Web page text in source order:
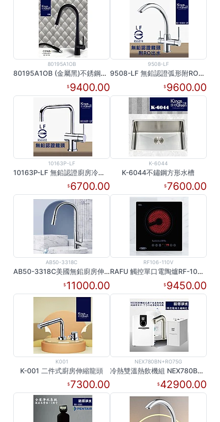
80195A1OB
80195A1OB (金屬黑)不銹鋼伸縮龍頭
9400.00
9508-LF
9508-LF 無鉛認證弧形附RO出水廚房龍頭
9600.00
10163P-LF
10163P-LF 無鉛認證廚房冷熱龍頭
6700.00
K-6044
K-6044不鏽鋼方形水槽
7600.00
AB50-3318C
AB50-3318C美國無鉛廚房伸縮龍頭
11000.00
RF106-110V
RAFU 觸控單口電陶爐RF-106/ 110V
9450.00
K001
K-001 二件式廚房伸縮龍頭
7300.00
NEX780BN+RO75G
冷熱雙溫熱飲機組 NEX780BN+RO75G
42900.00